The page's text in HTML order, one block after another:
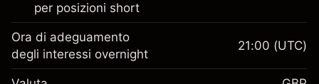
Margine. Il tuo
£1,000.00
per posizioni short
Ora di adeguamento
degli interessi overnight
21:00 (UTC)